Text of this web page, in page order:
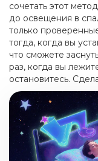
сочетать этот
до освещения в
только
тогда, когда вы
что сможете
раз, когда вы
остановитесь.